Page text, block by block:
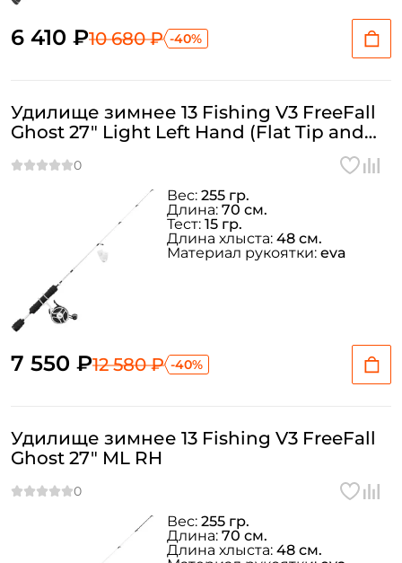
6 410 ₽10 680 ₽ -40%
Удилище зимнее 13 Fishing V3 FreeFall
Ghost 27" Light Left Hand (Flat Tip and
7 550 ₽12 580 ₽ -40%
Вес: 255 гр.
Длина: 70 см.
Тест: 15 гр.
Длина хлыста: 48 см.
Материал рукоятки: eva
Удилище зимнее 13 Fishing V3 FreeFall
Ghost 27" ML RH
Вес: 255 гр.
Длина: 70 см.
Длина хлыста: 48 см.